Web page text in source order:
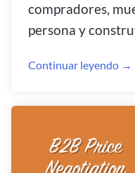
compradores,
persona y
Continuar leyendo →